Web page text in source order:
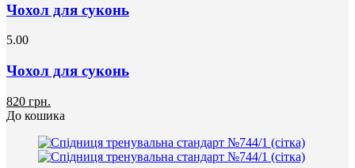
Чохол для суконь
5.00
Чохол для суконь
820 грн.
До кошика